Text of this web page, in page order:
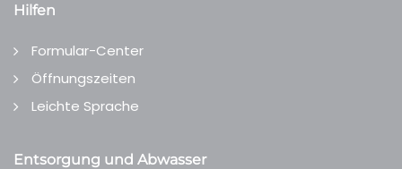
Hilfen
Formular-Center
Öffnungszeiten
Leichte Sprache
Entsorgung und Abwasser